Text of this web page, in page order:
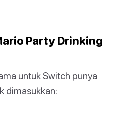
Party Drinking
untuk Switch punya
dimasukkan: